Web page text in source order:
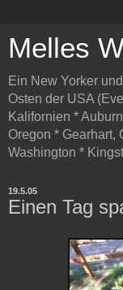
Melles
Ein New Yorker
Osten der USA
Kalifornien *
Oregon * Gearhart,
Washington *
19.5.05
Einen Tag